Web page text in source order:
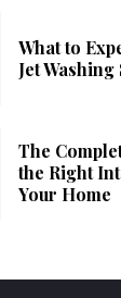
What to
Jet
The
the Right
Your Home